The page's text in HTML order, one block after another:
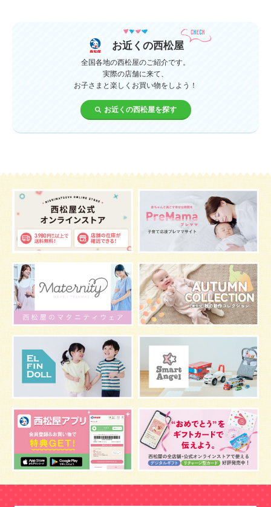
ベビーカー
おむつ 出産準備
遊ぶ 夏 イヤイヤ期
汗 エアコン 適切温度
帽子 授乳 チャイルドシート 予防接種 産休
症状 あせも お祝い 家族写真 改善
お昼寝 メニュー グッズ
お宮参り お食い初め お七夜
スキンケア お肌 マタニティウェア おしゃぶり
絵本 夜間断乳 抱っこ 視力 マスク
お風呂 嫌がる うんち 髪の毛 体温
予防 骨盤ベルトの注意点
骨盤ベルトの基礎知識 こども 骨盤ベルトの効果
しぐさ 感染症 保存 妊娠中の腰痛
アレルギー 風邪 目 乳がん
おっぱい 安全対策 おすすめ
マザーバッグ 鼻づまり 予防注射 反抗期
双胎妊娠 双子 うなぎ 乳幼児 抜け毛
お近くの西松屋
全国各地の西松屋のご紹介です。
実際の店舗に来て、
お子さまと楽しくお買い物をしよう！
お近くの西松屋を探す